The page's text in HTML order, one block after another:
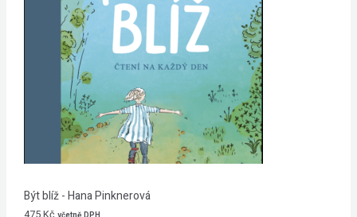
Být blíž - Hana Pinknerová